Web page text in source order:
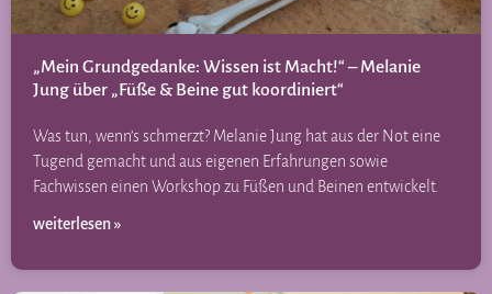
„Mein Grundgedanke: Wissen ist Macht!“ – Melanie
Jung über „Füße & Beine gut koordiniert“
Was tun, wenn’s schmerzt? Melanie Jung hat aus der Not eine
Tugend gemacht und aus eigenen Erfahrungen sowie
Fachwissen einen Workshop zu Füßen und Beinen entwickelt.
weiterlesen »